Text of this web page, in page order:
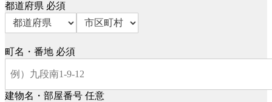
都道府県 必須
町名・番地 必須
建物名・部屋番号 任意